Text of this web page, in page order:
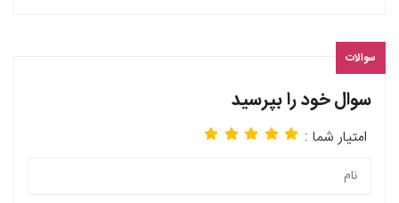
سوالات
سوال خود را بپرسید
امتیار شما :